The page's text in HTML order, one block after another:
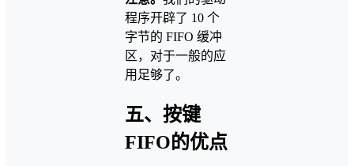
程序开辟了 10 个
字节的 FIFO 缓冲
区，对于一般的应
用足够了。
五、按键
FIFO的优点